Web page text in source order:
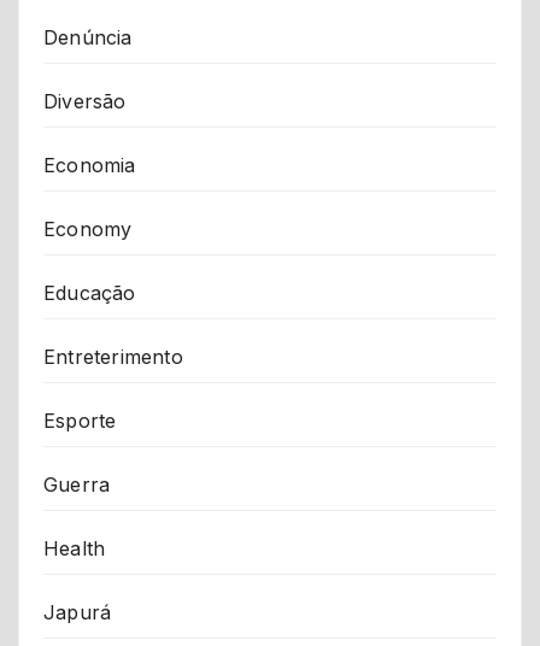
Denúncia
Diversão
Economia
Economy
Educação
Entreterimento
Esporte
Guerra
Health
Japurá